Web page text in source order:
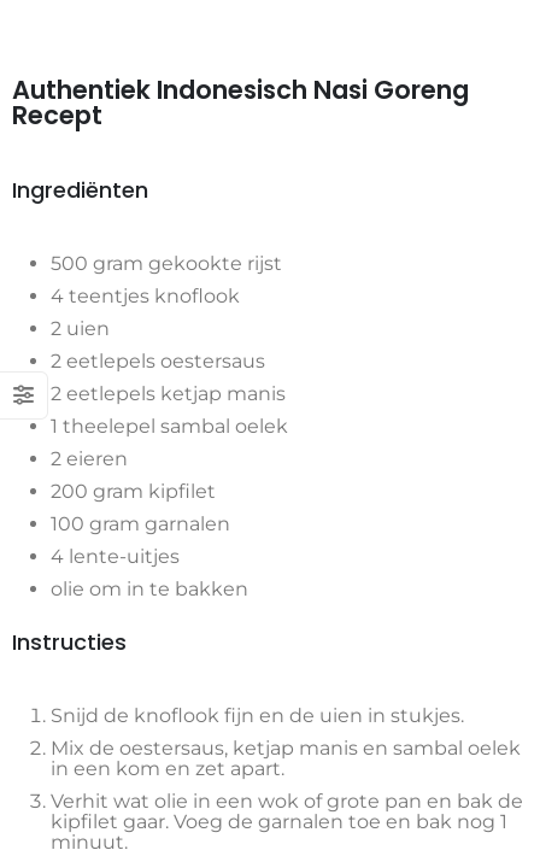
Authentiek Indonesisch Nasi Goreng
Recept
Ingrediënten
500 gram gekookte rijst
4 teentjes knoflook
2 uien
2 eetlepels oestersaus
2 eetlepels ketjap manis
1 theelepel sambal oelek
2 eieren
200 gram kipfilet
100 gram garnalen
4 lente-uitjes
olie om in te bakken
Instructies
Snijd de knoflook fijn en de uien in stukjes.
Mix de oestersaus, ketjap manis en sambal oelek
in een kom en zet apart.
Verhit wat olie in een wok of grote pan en bak de
kipfilet gaar. Voeg de garnalen toe en bak nog 1
minuut.